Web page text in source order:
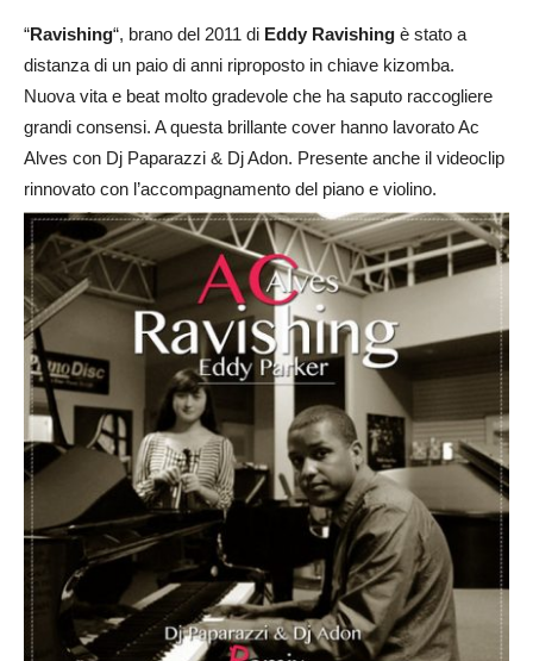
“Ravishing“, brano del 2011 di Eddy Ravishing è stato a
distanza di un paio di anni riproposto in chiave kizomba.
Nuova vita e beat molto gradevole che ha saputo raccogliere
grandi consensi. A questa brillante cover hanno lavorato Ac
Alves con Dj Paparazzi & Dj Adon. Presente anche il videoclip
rinnovato con l’accompagnamento del piano e violino.